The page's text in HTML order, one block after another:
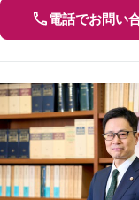
電話でお問い